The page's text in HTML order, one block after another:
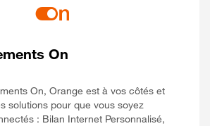
On
On, Orange est à vos côtés et
solutions pour que vous soyez
: Bilan Internet Personnalisé,